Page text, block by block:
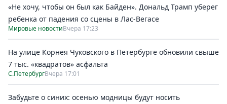
«Не хочу, чтобы он был как Байден». Дональд Трамп уберег
ребенка от падения со сцены в Лас-Вегасе
Мировые новостиВчера 17:23
На улице Корнея Чуковского в Петербурге обновили свыше
7 тыс. «квадратов» асфальта
С.ПетербургВчера 17:01
Забудьте о синих: осенью модницы будут носить